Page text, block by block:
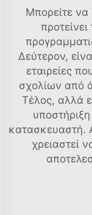
Μπορείτε
Δεύτερον,
εταιρείες
σχολίων από
Τέλος, αλλά
κατασκευαστή.
χρειαστεί